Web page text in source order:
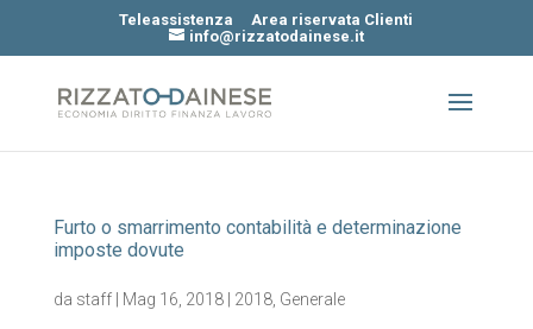
Teleassistenza
Area riservata Clienti
info@rizzatodainese.it
Furto o smarrimento contabilità e determinazione
imposte dovute
da staff| Mag 16, 2018| 2018, Generale